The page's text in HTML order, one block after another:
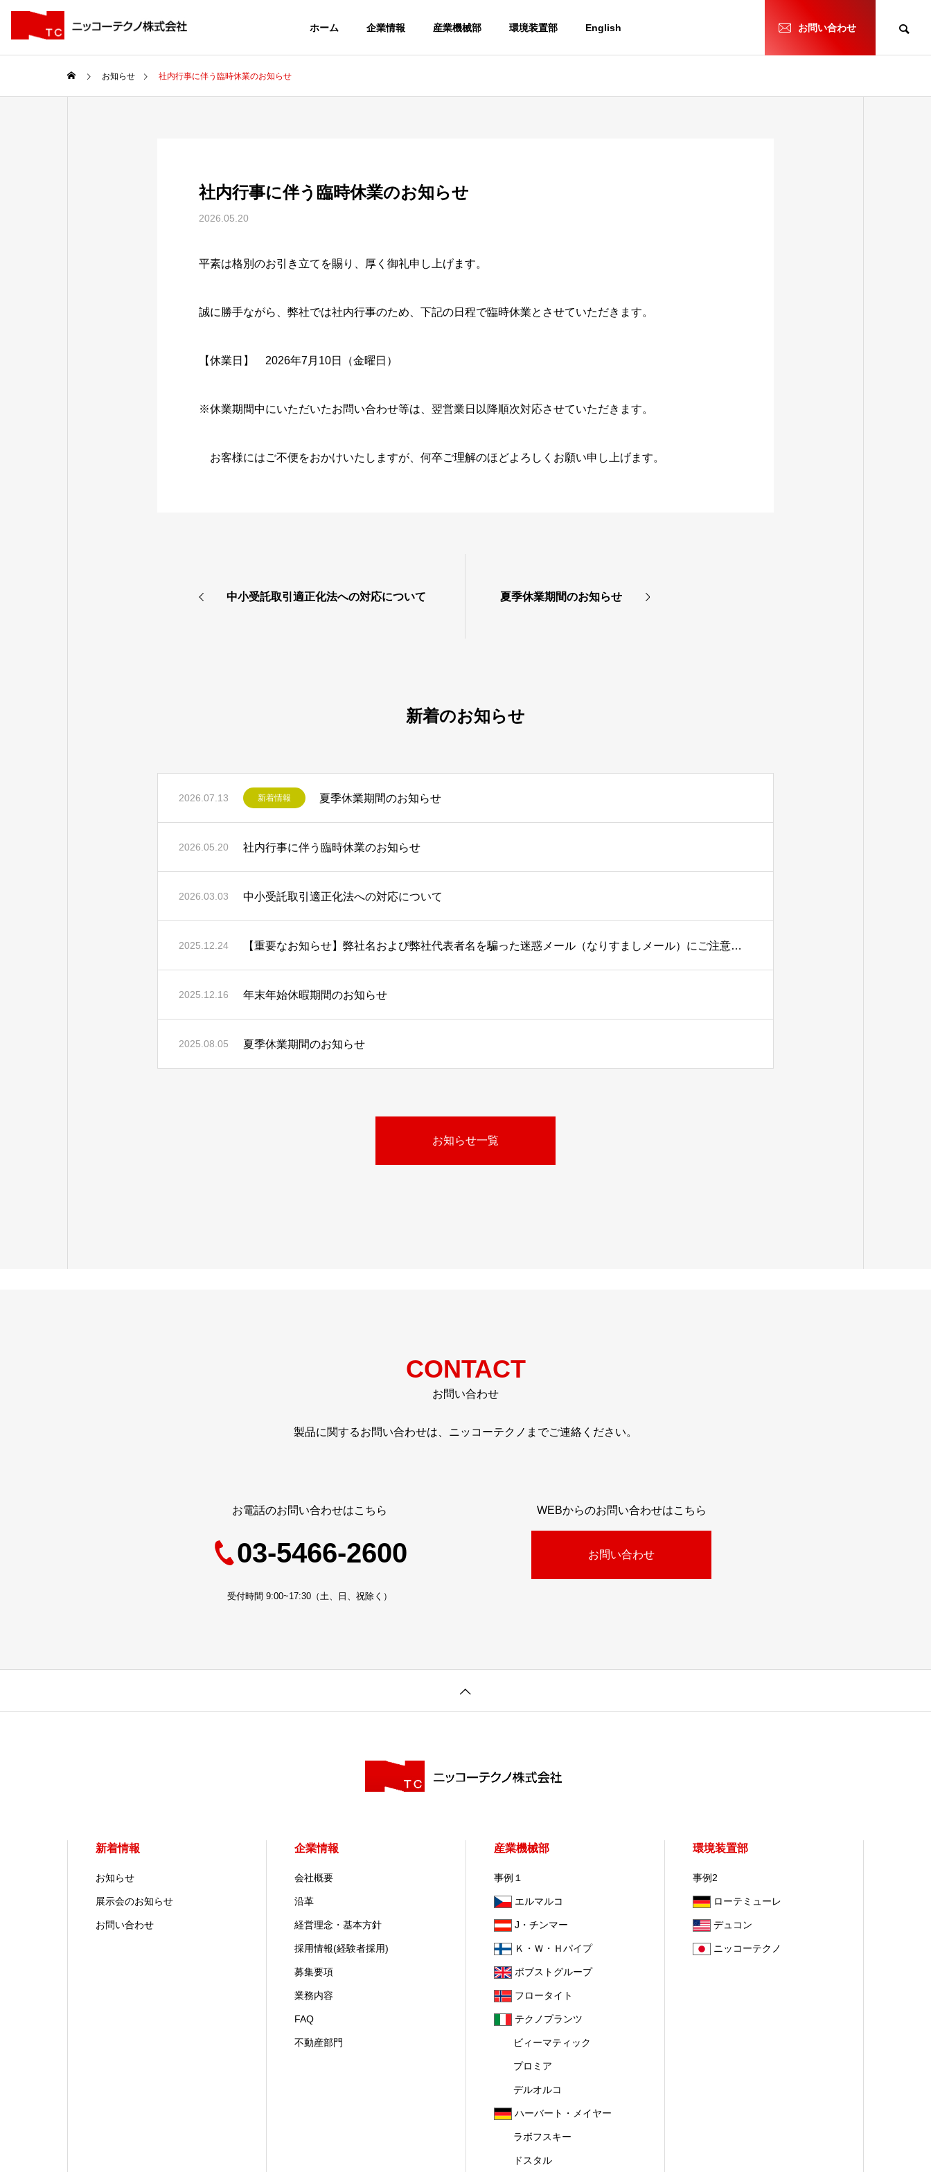
お問い合わせ
ホーム 企業情報 産業機械部 環境装置部 English
お知らせ 社内行事に伴う臨時休業のお知らせ
社内行事に伴う臨時休業のお知らせ
2026.05.20
平素は格別のお引き立てを賜り、厚く御礼申し上げます。
誠に勝手ながら、弊社では社内行事のため、下記の日程で臨時休業とさせていただきます。
【休業日】 2026年7月10日（金曜日）
※休業期間中にいただいたお問い合わせ等は、翌営業日以降順次対応させていただきます。
お客様にはご不便をおかけいたしますが、何卒ご理解のほどよろしくお願い申し上げます。
中小受託取引適正化法への対応について 夏季休業期間のお知らせ
新着のお知らせ
2026.07.13 新着情報 夏季休業期間のお知らせ
2026.05.20 社内行事に伴う臨時休業のお知らせ
2026.03.03 中小受託取引適正化法への対応について
2025.12.24 【重要なお知らせ】弊社名および弊社代表者名を騙った迷惑メール（なりすましメール）にご注意下さい
2025.12.16 年末年始休暇期間のお知らせ
2025.08.05 夏季休業期間のお知らせ
お知らせ一覧
CONTACT
お問い合わせ
製品に関するお問い合わせは、ニッコーテクノまでご連絡ください。
お電話のお問い合わせはこちら
03-5466-2600
受付時間 9:00~17:30（土、日、祝除く）
WEBからのお問い合わせはこちら
お問い合わせ
新着情報
お知らせ
展示会のお知らせ
お問い合わせ
企業情報
会社概要
沿革
経営理念・基本方針
採用情報(経験者採用)
募集要項
業務内容
FAQ
不動産部門
産業機械部
事例１
エルマルコ
J・チンマー
Ｋ・Ｗ・Ｈパイプ
ボブストグループ
フロータイト
テクノプランツ
ビィーマティック
プロミア
デルオルコ
ハーバート・メイヤー
ラボフスキー
ドスタル
環境装置部
事例2
ローテミューレ
デュコン
ニッコーテクノ